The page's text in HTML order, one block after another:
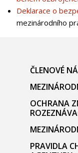
Deklarace o
mezinárodního
ČLENOVÉ
OCHRANA
PRAVIDLA